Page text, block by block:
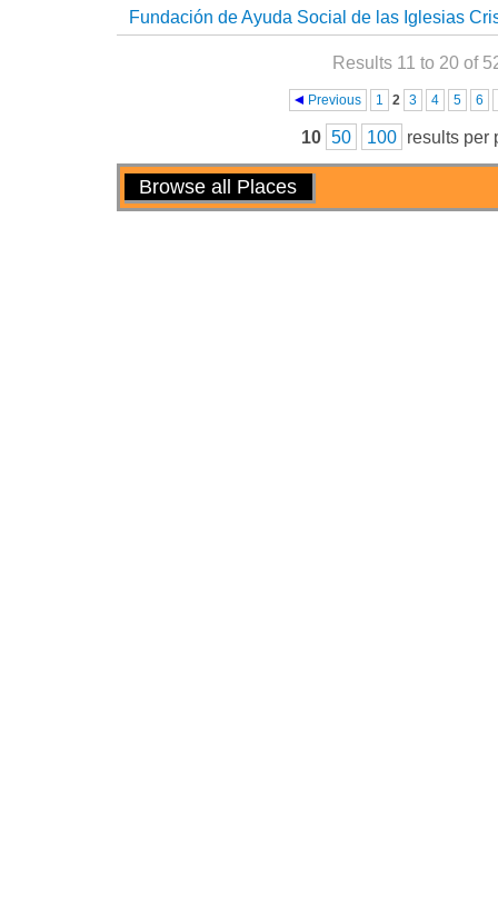
Fundación de Ayuda Social de las Iglesias
Results 11 to 20 of
Previous 1 2 3 4 5 6
10 50 100 results per
Actions
Browse all Places